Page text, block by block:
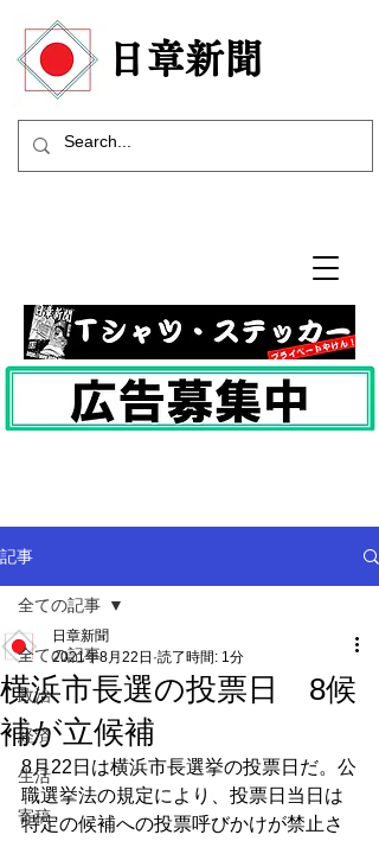
​日章新聞
記事
全ての記事
政治
経済
生活
寄稿
全ての記事
横浜市長選の投票日 8候
補が立候補
日章新聞
2021年8月22日 読了時間: 1分
8月22日は横浜市長選挙の投票日だ。公
職選挙法の規定により、投票日当日は
特定の候補への投票呼びかけが禁止さ